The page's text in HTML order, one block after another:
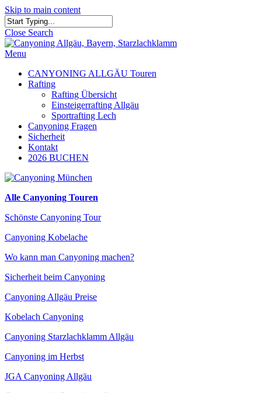
Skip to main content
Close Search
Menu
CANYONING ALLGÄU Touren
Rafting
Rafting Übersicht
Einsteigerrafting Allgäu
Sportrafting Lech
Canyoning Fragen
Sicherheit
Kontakt
2026 BUCHEN
Alle Canyoning Touren
Schönste Canyoning Tour
Canyoning Kobelache
Wo kann man Canyoning machen?
Sicherheit beim Canyoning
Canyoning Allgäu Preise
Kobelach Canyoning
Canyoning Starzlachklamm Allgäu
Canyoning im Herbst
JGA Canyoning Allgäu